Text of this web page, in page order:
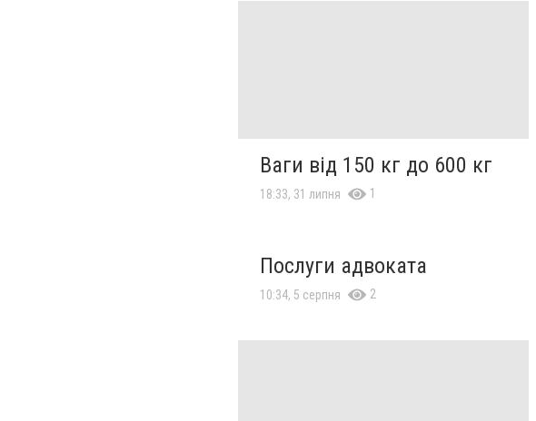
Ваги від 150 кг до 600 кг
18:33, 31 липня 1
Послуги адвоката
10:34, 5 серпня 2